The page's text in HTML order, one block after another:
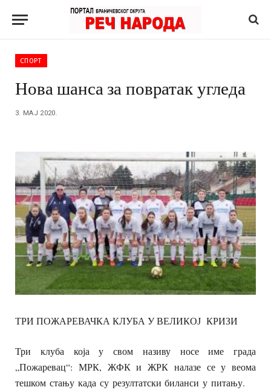
СПОРТ
Нова шанса за повратак угледа
3. МАЈ 2020.
ТРИ ПОЖАРЕВАЧКА КЛУБА У ВЕЛИКОЈ КРИЗИ
Три клуба која у свом називу носе име града
„Пожаревац“: МРК, ЖФК и ЖРК налазе се у веома
тешком стању када су резултатски биланси у питању.